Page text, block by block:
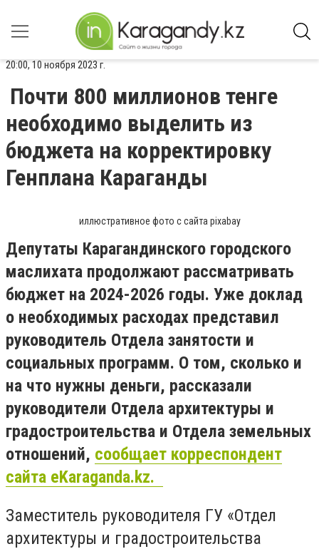
20:00, 10 ноября 2023 г.
Почти 800 миллионов тенге
необходимо выделить из
бюджета на корректировку
Генплана Караганды
иллюстративное фото с сайта pixabay
Депутаты Карагандинского городского
маслихата продолжают рассматривать
бюджет на 2024-2026 годы. Уже доклад
о необходимых расходах представил
руководитель Отдела занятости и
социальных программ. О том, сколько и
на что нужны деньги, рассказали
руководители Отдела архитектуры и
градостроительства и Отдела земельных
отношений, сообщает корреспондент
сайта eKaraganda.kz.
Заместитель руководителя ГУ «Отдел
архитектуры и градостроительства